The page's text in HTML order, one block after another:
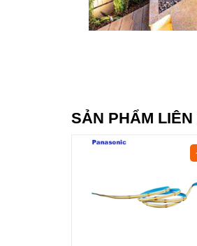
SẢN PHẨM LIÊN